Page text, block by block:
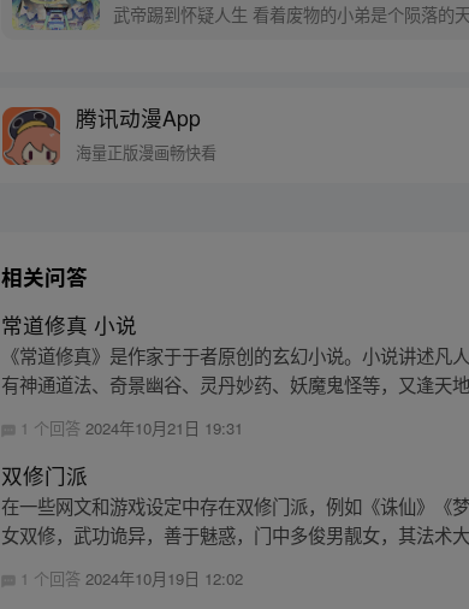
武帝踢到怀疑人生 看着废物的小弟是个陨落
腾讯动漫App
海量正版漫画畅快看
相关问答
常道修真 小说
《常道修真》是作家于于者原创的玄幻小说。小说讲述凡
有神通道法、奇景幽谷、灵丹妙药、妖魔鬼怪等，又逢天
1 个回答2024年10月21日 19:31
双修门派
在一些网文和游戏设定中存在双修门派，例如《诛仙》《
女双修，武功诡异，善于魅惑，门中多俊男靓女，其法术
1 个回答2024年10月19日 12:02